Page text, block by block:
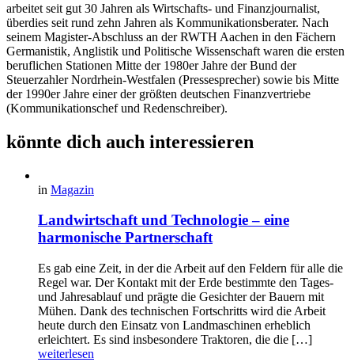
arbeitet seit gut 30 Jahren als Wirtschafts- und Finanzjournalist,
überdies seit rund zehn Jahren als Kommunikationsberater. Nach
seinem Magister-Abschluss an der RWTH Aachen in den Fächern
Germanistik, Anglistik und Politische Wissenschaft waren die ersten
beruflichen Stationen Mitte der 1980er Jahre der Bund der
Steuerzahler Nordrhein-Westfalen (Pressesprecher) sowie bis Mitte
der 1990er Jahre einer der größten deutschen Finanzvertriebe
(Kommunikationschef und Redenschreiber).
könnte dich auch interessieren
in Magazin
Landwirtschaft und Technologie – eine
harmonische Partnerschaft
Es gab eine Zeit, in der die Arbeit auf den Feldern für alle die
Regel war. Der Kontakt mit der Erde bestimmte den Tages-
und Jahresablauf und prägte die Gesichter der Bauern mit
Mühen. Dank des technischen Fortschritts wird die Arbeit
heute durch den Einsatz von Landmaschinen erheblich
erleichtert. Es sind insbesondere Traktoren, die die […]
weiterlesen